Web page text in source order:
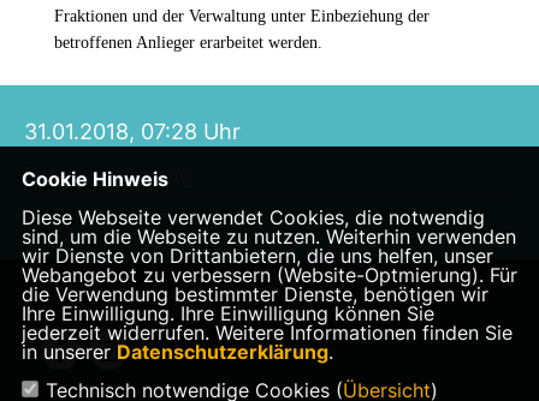
Fraktionen und der Verwaltung unter Einbeziehung der
betroffenen Anlieger erarbeitet werden.
31.01.2018, 07:28 Uhr
Pressemitteilung
Cookie Hinweis
Diese Webseite verwendet Cookies, die notwendig
sind, um die Webseite zu nutzen. Weiterhin verwenden
wir Dienste von Drittanbietern, die uns helfen, unser
Webangebot zu verbessern (Website-Optmierung). Für
die Verwendung bestimmter Dienste, benötigen wir
Ihre Einwilligung. Ihre Einwilligung können Sie
jederzeit widerrufen. Weitere Informationen finden Sie
in unserer Datenschutzerklärung.
Technisch notwendige Cookies (Übersicht)